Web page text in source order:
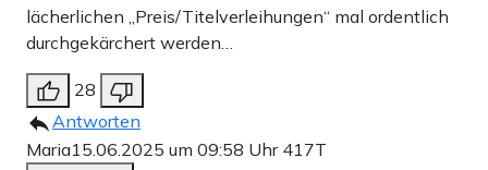
lächerlichen „Preis/Titelverleihungen“ mal ordentlich
durchgekärchert werden…
28
Antworten
Maria15.06.2025 um 09:58 Uhr 417T